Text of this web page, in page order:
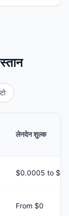
लेनदेन शुल्क
From $0